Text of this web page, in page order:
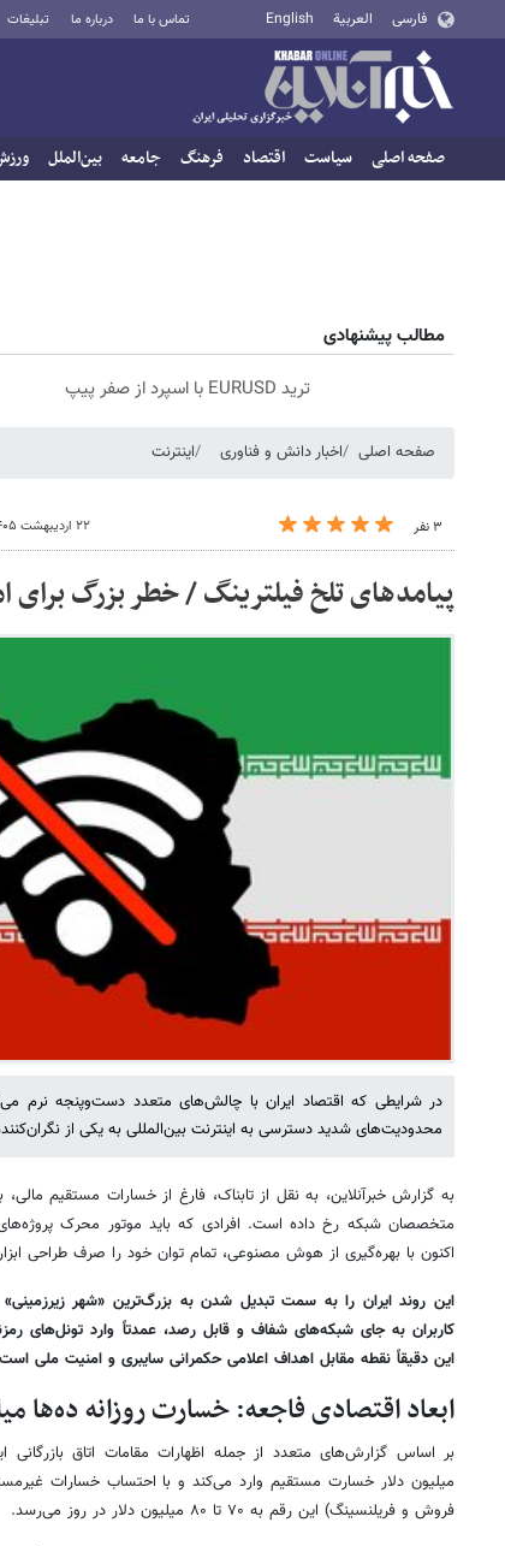
فارسی العربية English تماس با ما درباره ما تبلیغات
صفحه اصلی سیاست اقتصاد فرهنگ جامعه بین‌الملل
مطالب پیشنهادی
ترید EURUSD با اسپرد از صفر پیپ
صفحه اصلی اخبار دانش و فناوری اینترنت
۳ نفر ۲۲ اردیبهشت ۱۴۰۵ - ۰۹:۳۱
پیامدهای تلخ فیلترینگ / خطر بزرگ برای
در شرایطی که اقتصاد ایران با چالش‌های متعدد دست‌وپنجه نرم
محدودیت‌های شدید دسترسی به اینترنت بین‌المللی به یکی از
به گزارش خبرآنلاین، به نقل از تابناک، فارغ از خسارات مستقیم
متخصصان شبکه رخ داده است. افرادی که باید موتور محرک
اکنون با بهره‌گیری از هوش مصنوعی، تمام توان خود را صرف طراحی
این روند ایران را به سمت تبدیل شدن به بزرگ‌ترین «شهر
کاربران به جای شبکه‌های شفاف و قابل رصد، عمدتاً وارد تونل‌های
این دقیقاً نقطه مقابل اهداف اعلامی حکمرانی سایبری و امنیت ملی
ابعاد اقتصادی فاجعه: خسارت روزانه ده‌ها
میلیون دلار خسارت مستقیم وارد می‌کند و با احتساب خسارات
فروش و فریلنسینگ) این رقم به ۷۰ تا ۸۰ میلیون دلار در روز می‌رسد.